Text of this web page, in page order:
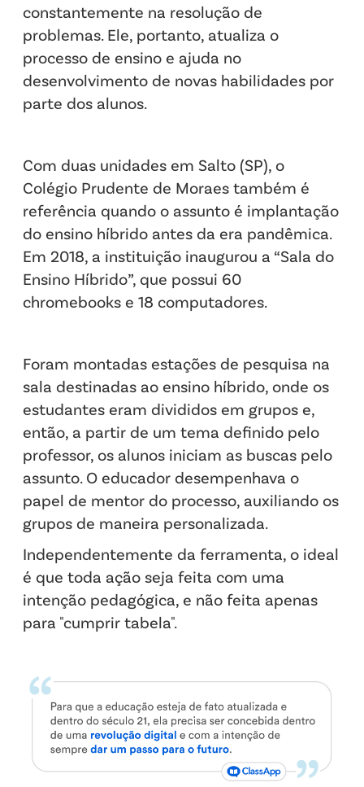
constantemente na resolução de
problemas. Ele, portanto, atualiza o
processo de ensino e ajuda no
desenvolvimento de novas habilidades por
parte dos alunos.
Com duas unidades em Salto (SP), o
Colégio Prudente de Moraes também é
referência quando o assunto é implantação
do ensino híbrido antes da era pandêmica.
Em 2018, a instituição inaugurou a “Sala do
Ensino Híbrido”, que possui 60
chromebooks e 18 computadores.
Foram montadas estações de pesquisa na
sala destinadas ao ensino híbrido, onde os
estudantes eram divididos em grupos e,
então, a partir de um tema definido pelo
professor, os alunos iniciam as buscas pelo
assunto. O educador desempenhava o
papel de mentor do processo, auxiliando os
grupos de maneira personalizada.
Independentemente da ferramenta, o ideal
é que toda ação seja feita com uma
intenção pedagógica, e não feita apenas
para "cumprir tabela".